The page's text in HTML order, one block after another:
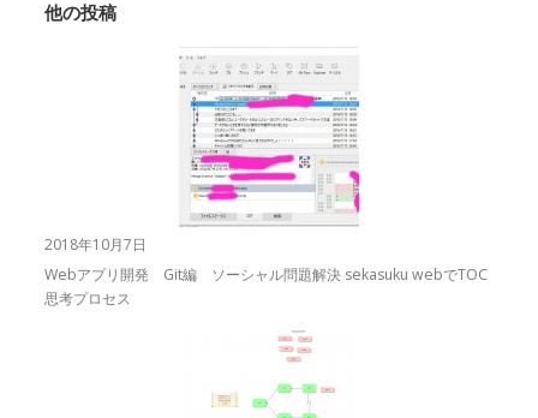
他の投稿
2018年10月7日
Webアプリ開発 Git編 ソーシャル問題解決 sekasuku webでTOC
思考プロセス